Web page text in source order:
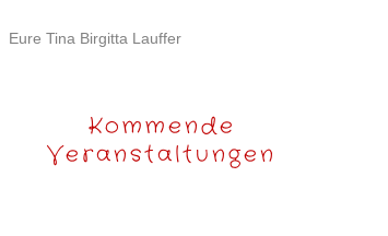
Eure Tina Birgitta Lauffer
Kommende
Veranstaltungen